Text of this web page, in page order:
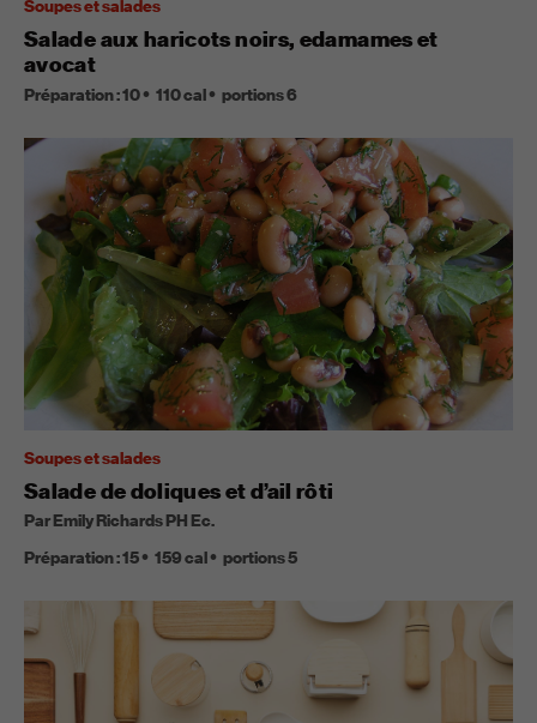
Soupes et salades
Salade aux haricots noirs, edamames et
avocat
Préparation :10 110cal portions6
Soupes et salades
Salade de doliques et d’ail rôti
Par Emily Richards PH Ec.
Préparation :15 159cal portions5